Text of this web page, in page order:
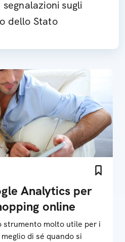
sugli
dello Stato
Analytics per
online
strumento molto utile per i
di sé quando si